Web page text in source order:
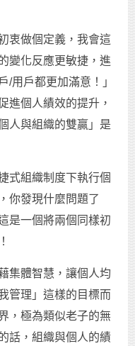
衷做個定義，我會這
變化反應更敏捷，進
/用戶都更加滿意！」
進個人績效的提升，
人與組織的雙贏」是
式組織制度下執行個
你發現什麼問題了
是一個將兩個同樣初
集體智慧，讓個人均
管理」這樣的目標而
，極為類似老子的無
話，組織與個人的績